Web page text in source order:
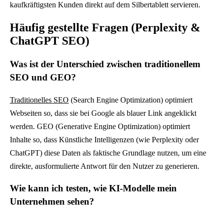
1
0
%
(
n
d
e
x
)
a
kaufkräftigsten Kunden direkt auf dem Silbertablett servieren.
Häufig gestellte Fragen (Perplexity &
ChatGPT SEO)
Was ist der Unterschied zwischen traditionellem
SEO und GEO?
Traditionelles SEO (Search Engine Optimization) optimiert
Webseiten so, dass sie bei Google als blauer Link angeklickt
werden. GEO (Generative Engine Optimization) optimiert
Inhalte so, dass Künstliche Intelligenzen (wie Perplexity oder
ChatGPT) diese Daten als faktische Grundlage nutzen, um eine
direkte, ausformulierte Antwort für den Nutzer zu generieren.
Wie kann ich testen, wie KI-Modelle mein
Unternehmen sehen?